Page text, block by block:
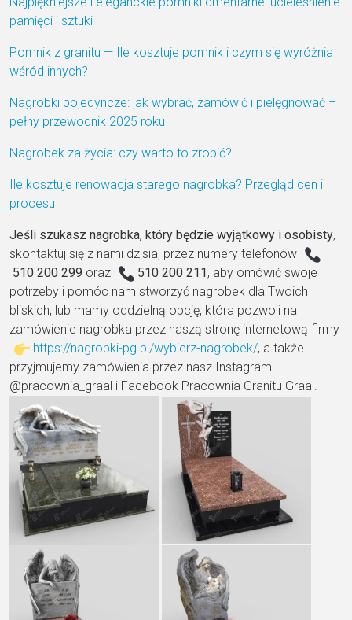
pamięci i sztuki
Pomnik z granitu — Ile kosztuje pomnik i czym się wyróżnia
wśród innych?
Nagrobki pojedyncze: jak wybrać, zamówić i pielęgnować –
pełny przewodnik 2025 roku
Nagrobek za życia: czy warto to zrobić?
Ile kosztuje renowacja starego nagrobka? Przegląd cen i
procesu
Jeśli szukasz nagrobka, który będzie wyjątkowy i osobisty,
skontaktuj się z nami dzisiaj przez numery telefonów
510 200 299 oraz 510 200 211, aby omówić swoje
potrzeby i pomóc nam stworzyć nagrobek dla Twoich
bliskich; lub mamy oddzielną opcję, która pozwoli na
zamówienie nagrobka przez naszą stronę internetową firmy
https://nagrobki-pg.pl/wybierz-nagrobek/, a także
przyjmujemy zamówienia przez nasz Instagram
@pracownia_graal i Facebook Pracownia Granitu Graal.